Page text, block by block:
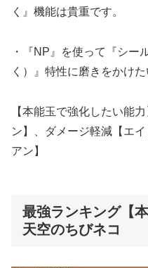
く』機能は貴重です。
・『NP』を使って『シー
く）』特性に磨きをかけた
【本能玉で強化したい能
ン】、ダメージ軽減【エ
アン】
最強ランキング【
天空のちびネコ